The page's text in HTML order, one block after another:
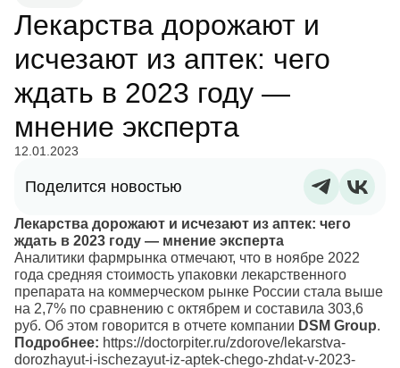
Лекарства дорожают и
исчезают из аптек: чего
ждать в 2023 году —
мнение эксперта
12.01.2023
Поделится новостью
Лекарства дорожают и исчезают из аптек: чего
ждать в 2023 году — мнение эксперта
Аналитики фармрынка отмечают, что в ноябре 2022
года средняя стоимость упаковки лекарственного
препарата на коммерческом рынке России стала выше
на 2,7% по сравнению с октябрем и составила 303,6
руб. Об этом говорится в отчете компании DSM Group.
Подробнее: https://doctorpiter.ru/zdorove/lekarstva-
dorozhayut-i-ischezayut-iz-aptek-chego-zhdat-v-2023-